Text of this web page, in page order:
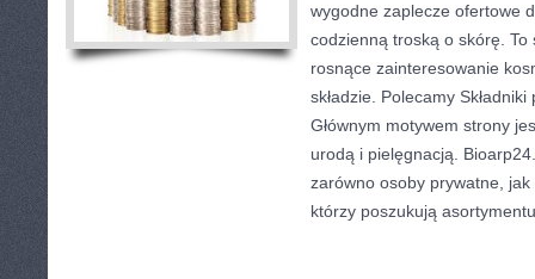
wygodne zaplecze ofertowe
codzienną troską o skórę.
rosnące zainteresowanie
składzie. Polecamy
Głównym motywem strony
urodą i pielęgnacją.
zarówno osoby prywatne,
którzy poszukują